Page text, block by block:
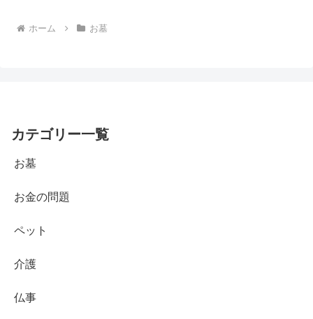
ホーム お墓
カテゴリー一覧
お墓
お金の問題
ペット
介護
仏事